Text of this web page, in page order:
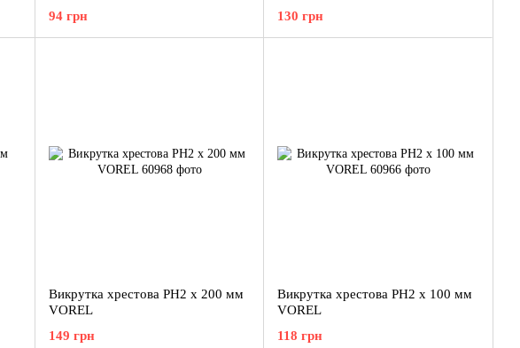
94 грн
130 грн
Викрутка хрестова PH2 x 200 мм
VOREL
149 грн
Викрутка хрестова PH2 x 100 мм
VOREL
118 грн